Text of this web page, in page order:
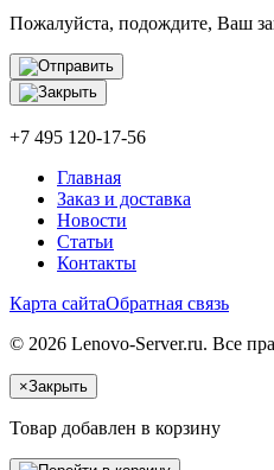
Пожалуйста, подождите, Ваш
+7 495 120-17-56
Главная
Заказ и доставка
Новости
Статьи
Контакты
Карта сайтаОбратная связь
© 2026 Lenovo-Server.ru. Все
×Закрыть
Товар добавлен в корзину